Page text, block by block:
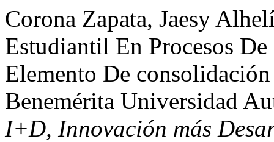
Corona Zapata, Jaesy
Estudiantil En Procesos
Elemento De
Benemérita Universidad
I+D, Innovación más